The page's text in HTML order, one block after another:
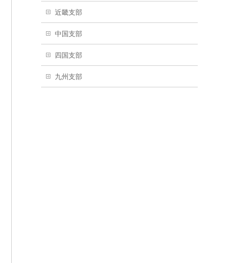
近畿支部
中国支部
四国支部
九州支部